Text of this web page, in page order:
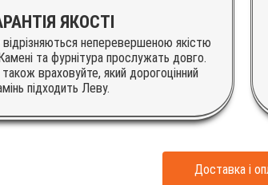
ЯКОСТІ
відрізняються неперевершеною якістю
та фурнітура прослужать довго.
враховуйте, який дорогоцінний
підходить Леву.
Доставка i